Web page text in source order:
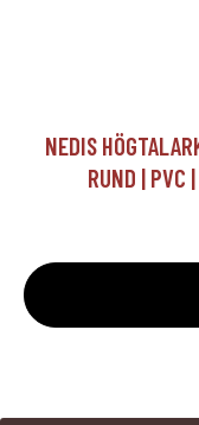
NEDIS
RUND | PVC